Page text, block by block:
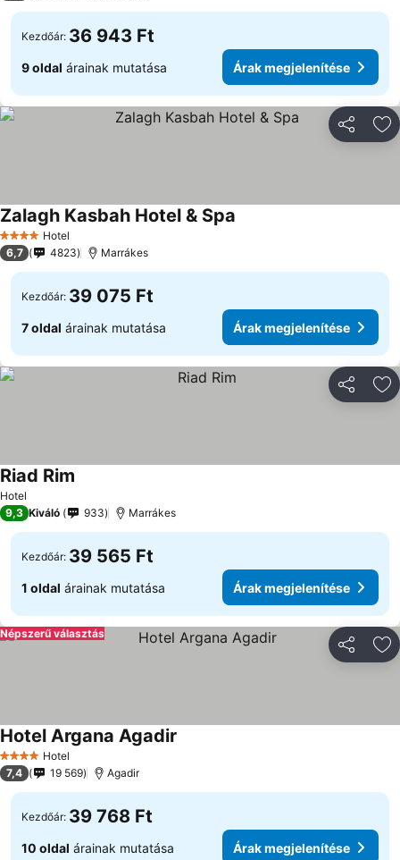
Kezdőár: 36 943 Ft
9 oldal árainak mutatása Árak megjelenítése
4 KategóriaHotel
Zalagh Kasbah Hotel & Spa
6,7 4823 Marrákes
Kezdőár: 39 075 Ft
7 oldal árainak mutatása Árak megjelenítése
Hotel
Riad Rim
9,3 Kiváló 933 Marrákes
Kezdőár: 39 565 Ft
1 oldal árainak mutatása Árak megjelenítése
Népszerű választás
4 KategóriaHotel
Hotel Argana Agadir
7,4 19 569 Agadir
Kezdőár: 39 768 Ft
10 oldal árainak mutatása Árak megjelenítése